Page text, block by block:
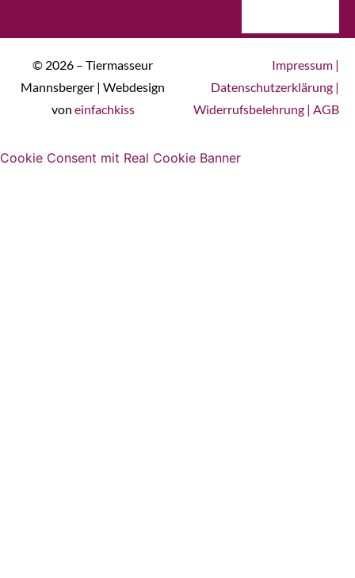
© 2026 – Tiermasseur
Mannsberger | Webdesign
von einfachkiss
Impressum |
Datenschutzerklärung |
Widerrufsbelehrung | AGB
Cookie Consent mit Real Cookie Banner